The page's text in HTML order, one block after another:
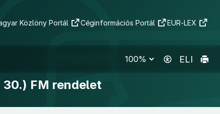
Közlöny Portál Céginformációs Portál EUR-LEX
ELI
30.) FM rendelet